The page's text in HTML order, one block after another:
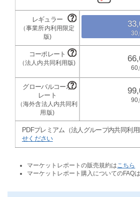
PDFプレミアム（法人グループ内共同利
せください
マーケットレポートの販売規約は こちら
マーケットレポート購入についてのFAQは